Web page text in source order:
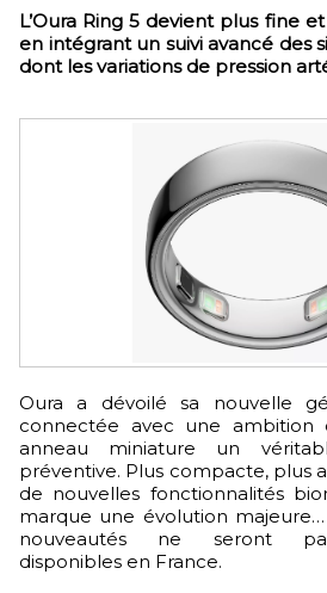
L’Oura Ring 5 devient plus fine
en intégrant un suivi avancé des
dont les variations de pression
Oura a dévoilé sa nouvelle génération de bague
connectée avec une
anneau miniature un
préventive. Plus compacte, plus
de nouvelles fonctionnalités
marque une évolution
nouveautés ne seront
disponibles en France.